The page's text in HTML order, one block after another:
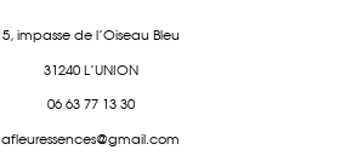
5, impasse de l'Oiseau Bleu
31240 L'UNION
06 63 77 13 30
afleuressences@gmail.com